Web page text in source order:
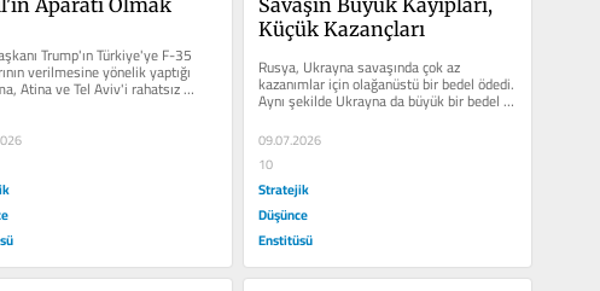
Trump'ın Türkiye'ye F-35
verilmesine yönelik yaptığı
Atina ve Tel Aviv'i rahatsız
Küçük Kazançları
Rusya, Ukrayna savaşında çok az
kazanımlar için olağanüstü bir bedel ödedi.
Aynı şekilde Ukrayna da büyük bir bedel
ödedi. Şubat...
09.07.2026
10
Stratejik
Düşünce
Enstitüsü